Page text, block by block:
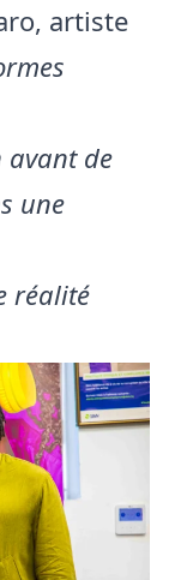
artiste
avant de
une
réalité